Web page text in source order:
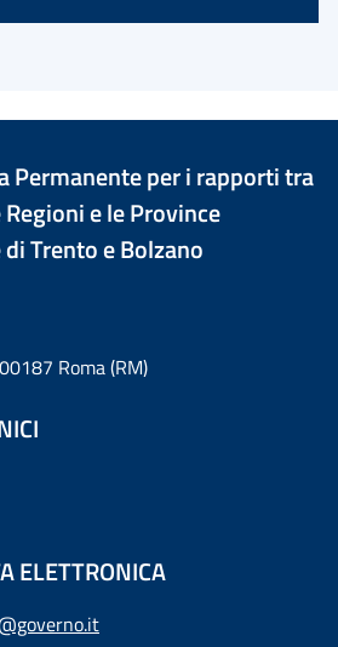
Permanente per i rapporti tra
e le Province
Trento e Bolzano
Roma (RM)
ELETTRONICA